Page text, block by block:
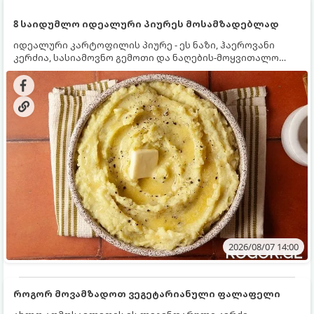
8 საიდუმლო იდეალური პიურეს მოსამზადებლად
იდეალური კარტოფილის პიურე - ეს ნაზი, ჰაეროვანი
კერძია, სასიამოვნო გემოთი და ნაღების-მოყვითალო
ფერით. მისი მომზადება ძალიან მარტივია, მაგრამ
არსებობს რამდენიმე საიდუმლო, რომლებიც უნდა
იცოდეთ, რომ პიურე იდეალურად გემრიელი გამოვიდეს.
2026/08/07 14:00
როგორ მოვამზადოთ ვეგეტარიანული ფალაფელი